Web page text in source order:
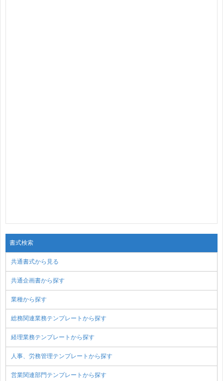
書式検索
共通書式から見る
共通企画書から探す
業種から探す
総務関連業務テンプレートから探す
経理業務テンプレートから探す
人事、労務管理テンプレートから探す
営業関連部門テンプレートから探す